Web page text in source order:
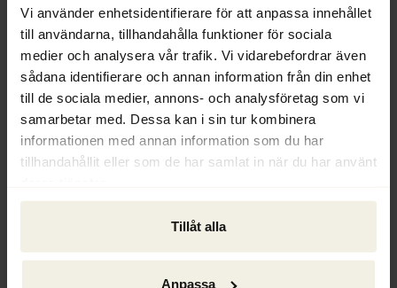
Vi använder enhetsidentifierare för att anpassa innehållet
till användarna, tillhandahålla funktioner för sociala
medier och analysera vår trafik. Vi vidarebefordrar även
sådana identifierare och annan information från din enhet
till de sociala medier, annons- och analysföretag som vi
samarbetar med. Dessa kan i sin tur kombinera
informationen med annan information som du har
tillhandahållit eller som de har samlat in när du har använt
Tillåt alla
Anpassa
annat på ett charmigt sätt framförde att
det kanske inte är konkursförvaltare som
ska ägna sig åt företagsrekonstruktioner.
Vidare behandlade forumet genom
paneldebatter gäldenärens avtal under
företagsrekonstruktion samt den så
kallade superförmånsrätten för ny
nyhet i lagen är att kraven har skärpts för
att kunna förordnas till rekonstruktör. Även
denna fråga debatterades av en panel. I